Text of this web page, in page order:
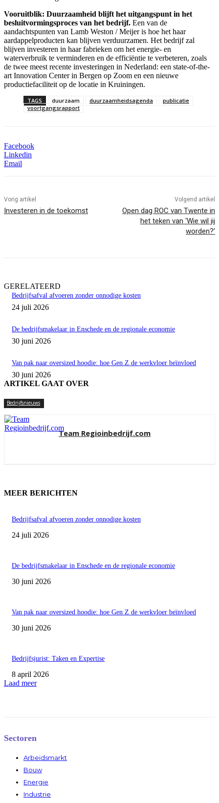
Vooruitblik: Duurzaamheid blijft het uitgangspunt in het
besluitvormingsproces van het bedrijf. Een van de
aandachtspunten van Lamb Weston / Meijer is hoe het haar
aardappelproducten kan blijven verduurzamen. Het bedrijf zal
blijven investeren in haar fabrieken om het energie- en
waterverbruik te verminderen en de efficiëntie te verbeteren, zoals
de twee meest recente investeringen in Nederland: een state-of-the-
art Innovation Center in Bergen op Zoom en een nieuwe
productiefaciliteit op de locatie in Kruiningen.
TAGS duurzaam duurzaamheidsagenda
publicatie
voortgangsrapport
Facebook
Linkedin
Email
Vorig artikel
Investeren in de toekomst
Volgend artikel
Open dag ROC van Twente in
het teken van ‘Wie wil jij
worden?’
GERELATEERD
Bedrijfsafval afvoeren zonder onnodige kosten
24 juli 2026
De bedrijfsmakelaar in Enschede en de regionale economie
30 juni 2026
Van pak naar oversized hoodie: hoe Gen Z de werkvloer beïnvloed
30 juni 2026
ARTIKEL GAAT OVER
Bedrijfsnieuws
Team Regioinbedrijf.com
MEER BERICHTEN
Bedrijfsafval afvoeren zonder onnodige kosten
24 juli 2026
De bedrijfsmakelaar in Enschede en de regionale economie
30 juni 2026
Van pak naar oversized hoodie: hoe Gen Z de werkvloer beïnvloed
30 juni 2026
Bedrijfsjurist: Taken en Expertise
8 april 2026
Laad meer
Sectoren
Arbeidsmarkt
Bouw
Energie
Industrie